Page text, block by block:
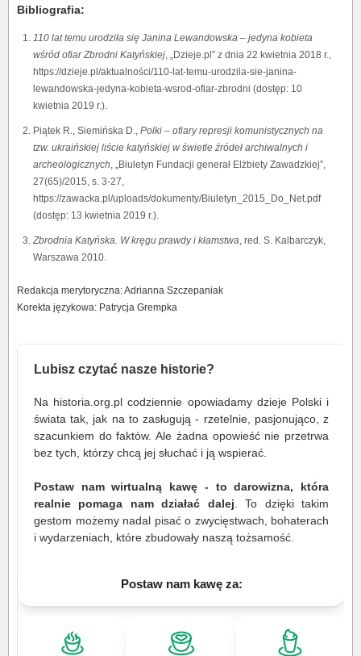
Bibliografia:
110 lat temu urodziła się Janina Lewandowska – jedyna kobieta
wśród ofiar Zbrodni Katyńskiej , „Dzieje.pl” z dnia 22 kwietnia 2018 r.,
https://dzieje.pl/aktualności/110-lat-temu-urodzila-sie-janina-
lewandowska-jedyna-kobieta-wsrod-ofiar-zbrodni (dostęp: 10
kwietnia 2019 r.).
Piątek R., Siemińska D., Polki – ofiary represji komunistycznych na
tzw. ukraińskiej liście katyńskiej w świetle źródeł archiwalnych i
archeologicznych , „Biuletyn Fundacji generał Elżbiety Zawadzkiej”,
27(65)/2015, s. 3-27,
https://zawacka.pl/uploads/dokumenty/Biuletyn_2015_Do_Net.pdf
(dostęp: 13 kwietnia 2019 r.).
Zbrodnia Katyńska. W kręgu prawdy i kłamstwa , red. S. Kalbarczyk,
Warszawa 2010.
Redakcja merytoryczna: Adrianna Szczepaniak
Korekta językowa: Patrycja Grempka
Lubisz czytać nasze historie?
Na historia.org.pl codziennie opowiadamy dzieje Polski i
świata tak, jak na to zasługują - rzetelnie, pasjonująco, z
szacunkiem do faktów. Ale żadna opowieść nie przetrwa
bez tych, którzy chcą jej słuchać i ją wspierać.
Postaw nam wirtualną kawę - to darowizna, która
realnie pomaga nam działać dalej . To dzięki takim
gestom możemy nadal pisać o zwycięstwach, bohaterach
i wydarzeniach, które zbudowały naszą tożsamość.
Postaw nam kawę za: